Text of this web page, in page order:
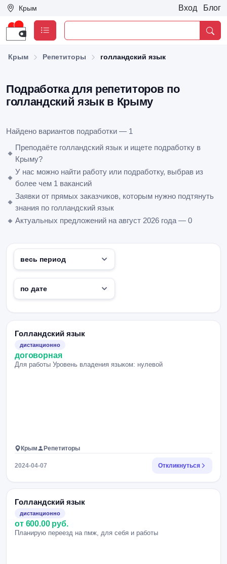
Крым Вход Блог
Крым Репетиторы голландский язык
Подработка для репетиторов по
голландский язык в Крыму
Найдено вариантов подработки — 1
🔸
Преподаёте голландский язык и ищете подработку в
Крыму?
🔸
У нас можно найти работу или подработку, выбрав из
более чем 1 вакансий
🔸
Заявки от прямых заказчиков, которым нужно подтянуть
знания по голландский язык
🔸 Актуальных предложений на август 2026 года — 0
Голландский язык
дистанционно
договорная
Для работы Уровень владения языком: нулевой
Крым Репетиторы
2024-04-07 Откликнуться
Голландский язык
дистанционно
от 600.00 руб.
Планирую переезд на пмж, для себя и работы